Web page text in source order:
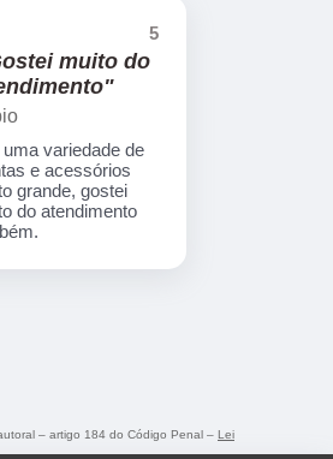
5
muito do
variedade de
e acessórios
grande, gostei
do atendimento
– artigo 184 do Código Penal – Lei